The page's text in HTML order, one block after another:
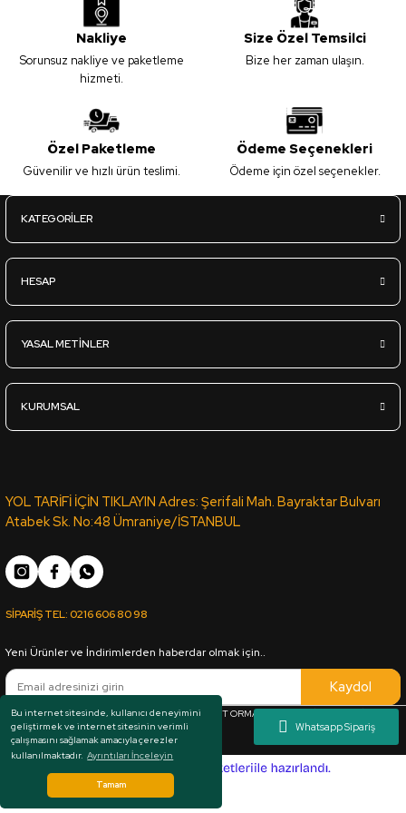
Bu internet sitesinde, kullanıcı deneyimini
geliştirmek ve internet sitesinin verimli
çalışmasını sağlamak amacıyla çerezler
kullanılmaktadır. Ayrıntıları İnceleyin
Tamam
Nakliye
Sorunsuz nakliye ve paketleme
hizmeti.
Size Özel Temsilci
Bize her zaman ulaşın.
Özel Paketleme
Güvenilir ve hızlı ürün teslimi.
Ödeme Seçenekleri
Ödeme için özel seçenekler.
KATEGORİLER
HESAP
YASAL METİNLER
KURUMSAL
YOL TARİFİ İÇİN TIKLAYIN Adres: Şerifali Mah. Bayraktar Bulvarı
Atabek Sk. No:48 Ümraniye/İSTANBUL
SİPARİŞ TEL:0216 606 80 98
Yeni Ürünler ve İndirimlerden haberdar olmak için..
Kaydol
Her hakkı saklıdır. Copyright © 1983 - 2025 ARKUT ORMAN ÜRÜNLERİ SAN. VE TİC. LTD.
e-